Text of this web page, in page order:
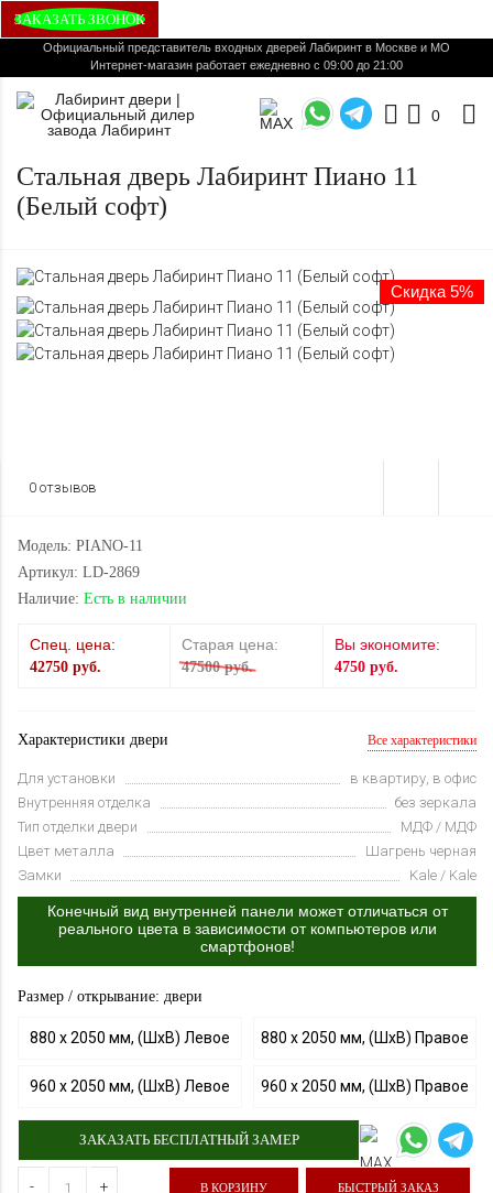
ЗАКАЗАТЬ ЗВОНОК
Официальный представитель входных дверей Лабиринт в Москве и МО
Интернет-магазин работает ежедневно с 09:00 до 21:00
0
Стальная дверь Лабиринт Пиано 11
(Белый софт)
Скидка 5%
0 отзывов
Модель: PIANO-11
Артикул: LD-2869
Наличие: Есть в наличии
Спец. цена:
42750 руб.
Старая цена:
47500 руб.
Вы экономите:
4750 руб.
Характеристики двери Все характеристики
Для установки
в квартиру, в офис
Внутренняя отделка
без зеркала
Тип отделки двери
МДФ / МДФ
Цвет металла
Шагрень черная
Замки
Kale / Kale
Конечный вид внутренней панели может отличаться от
реального цвета в зависимости от компьютеров или
смартфонов!
Размер / открывание: двери
880 х 2050 мм, (ШхВ) Левое 880 х 2050 мм, (ШхВ) Правое
960 х 2050 мм, (ШхВ) Левое 960 х 2050 мм, (ШхВ) Правое
ЗАКАЗАТЬ БЕСПЛАТНЫЙ ЗАМЕР
- + В КОРЗИНУ БЫСТРЫЙ ЗАКАЗ